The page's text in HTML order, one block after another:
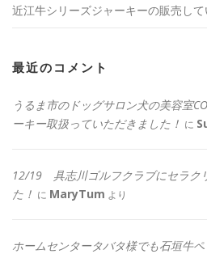
近江牛シリーズジャーキーの販売して
最近のコメント
うるま市のドッグサロン犬の美容室
ーキー取扱っていただきました！ に
12/19 具志川ゴルフクラブにセラク
た！ に MaryTum より
ホームセンタータバタ様でも石垣牛